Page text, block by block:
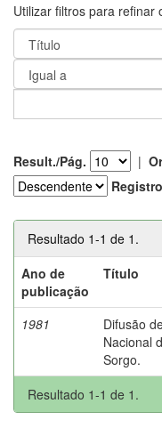
Utilizar filtros para refinar
Result./Pág. |
Resultado 1-1 de 1.
Ano de
publicação
Título
1981
Difusão
Nacional
Sorgo.
Resultado 1-1 de 1.